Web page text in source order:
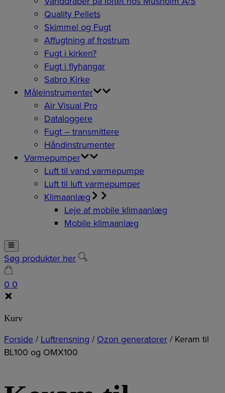
Quality Pellets
Skimmel og Fugt
Affugtning af frostrum
Fugt i kirken?
Fugt i flyhangar
Sabro Kirke
Måleinstrumenter
Air Visual Pro
Dataloggere
Fugt – transmittere
Håndinstrumenter
Varmepumper
Luft til vand varmepumpe
Luft til luft varmepumper
Klimaanlæg
Leje af mobile klimaanlæg
Mobile klimaanlæg
Søg produkter her
0 0
Kurv
Forside/ Luftrensning / Ozon generatorer/ Keram til
BL100 og OMX100